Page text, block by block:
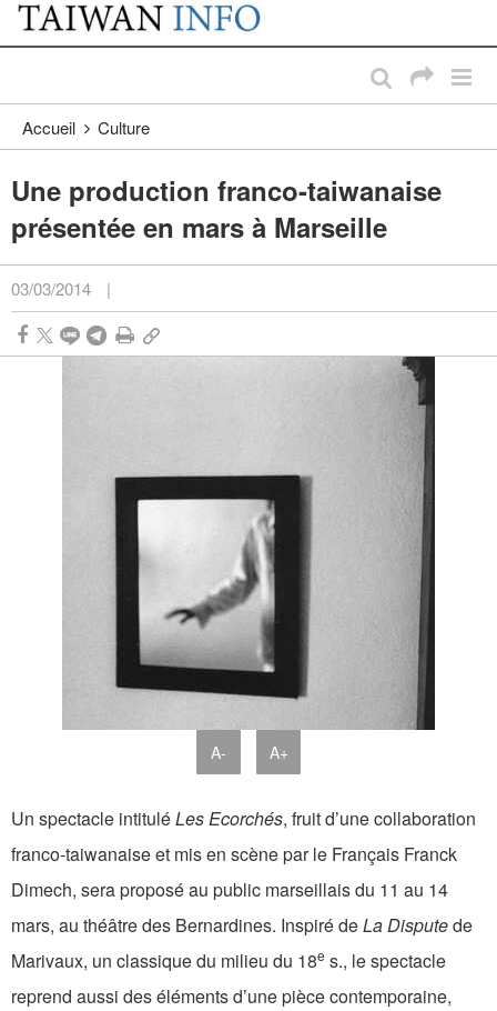
Passer au contenu principal
:::
Accueil Culture
Une production franco-taiwanaise
présentée en mars à Marseille
03/03/2014 |
A- A+
Un spectacle intituléLes Ecorchés, fruit d’une collaboration
franco-taiwanaise et mis en scène par le Français Franck
Dimech, sera proposé au public marseillais du 11 au 14
mars, au théâtre des Bernardines. Inspiré deLa Disputede
Marivaux, un classique du milieu du 18e s., le spectacle
reprend aussi des éléments d’une pièce contemporaine,